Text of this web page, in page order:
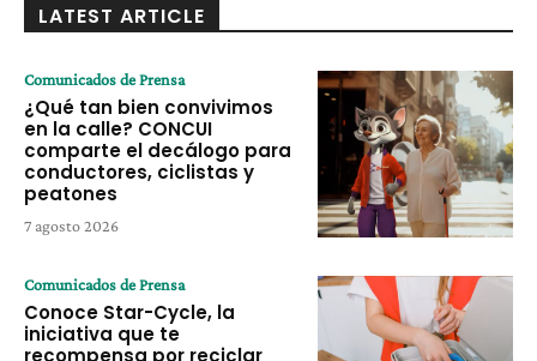
LATEST ARTICLE
Comunicados de Prensa
¿Qué tan bien convivimos
en la calle? CONCUI
comparte el decálogo para
conductores, ciclistas y
peatones
7 agosto 2026
Comunicados de Prensa
Conoce Star-Cycle, la
iniciativa que te
recompensa por reciclar